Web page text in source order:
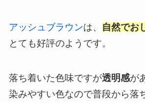
アッシュブラウンは、 自然でお
とても好評のようです。
落ち着いた色味ですが透明感が
染みやすい色なので普段から落